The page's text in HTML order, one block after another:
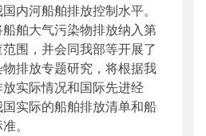
内河船舶排放控制水平。
舶大气污染物排放纳入第
围，并会同我部等开展了
排放专题研究，将根据我
实际情况和国际先进经
实际的船舶排放清单和船
。